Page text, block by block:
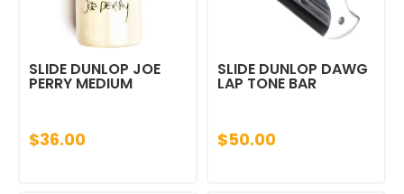
SLIDE DUNLOP JOE
PERRY MEDIUM
$36.00
SLIDE DUNLOP DAWG
LAP TONE BAR
$50.00